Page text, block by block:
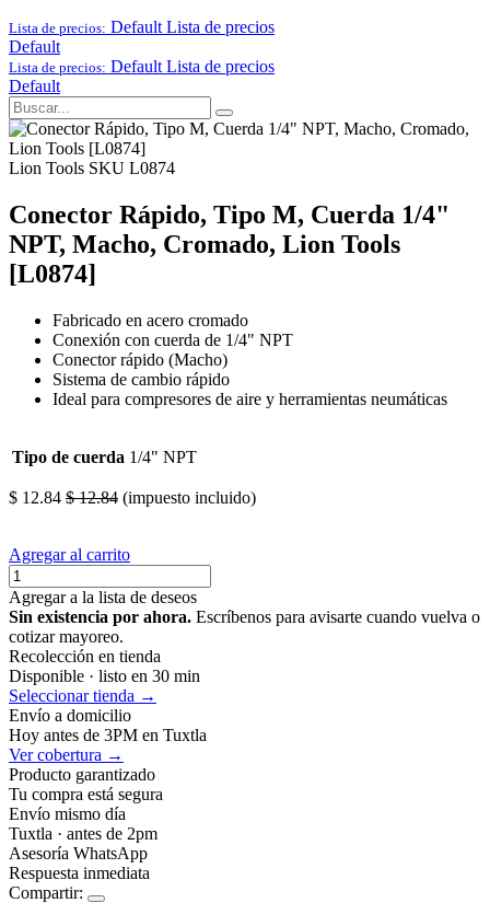
Lista de precios: Default Lista de precios
Default
Lista de precios: Default Lista de precios
Default
Lion Tools SKU L0874
Conector Rápido, Tipo M, Cuerda 1/4"
NPT, Macho, Cromado, Lion Tools
[L0874]
Fabricado en acero cromado
Conexión con cuerda de 1/4" NPT
Conector rápido (Macho)
Sistema de cambio rápido
Ideal para compresores de aire y herramientas neumáticas
Tipo de cuerda 1/4" NPT
$ 12.84 $12.84 (impuesto incluido)
Agregar al carrito
Agregar a la lista de deseos
Sin existencia por ahora. Escríbenos para avisarte cuando vuelva o
cotizar mayoreo.
Recolección en tienda
Disponible · listo en 30 min
Seleccionar tienda →
Envío a domicilio
Hoy antes de 3PM en Tuxtla
Ver cobertura →
Producto garantizado
Tu compra está segura
Envío mismo día
Tuxtla · antes de 2pm
Asesoría WhatsApp
Respuesta inmediata
Compartir: